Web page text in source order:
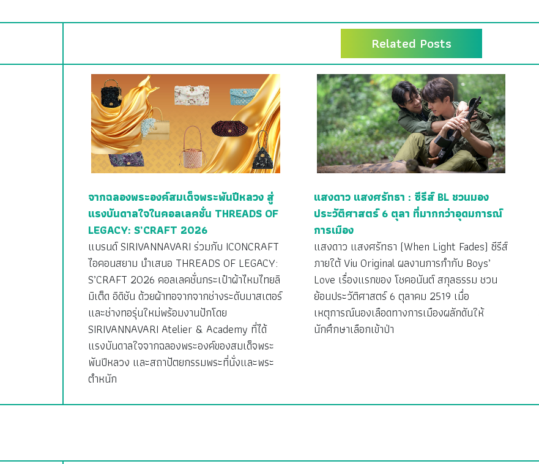
Related Posts
จากฉลองพระองค์สมเด็จพระพันปีหลวง สู่
แรงบันดาลใจในคอลเลคชั่น THREADS OF
LEGACY: S’CRAFT 2026
แบรนด์ SIRIVANNAVARI ร่วมกับ ICONCRAFT
ไอคอนสยาม นำเสนอ THREADS OF LEGACY:
S’CRAFT 2026 คอลเลคชั่นกระเป๋าผ้าไหมไทยลิ
มิเต็ด อิดิชัน ด้วยผ้าทอจากจากช่างระดับมาสเตอร์
และช่างทอรุ่นใหม่พร้อมงานปักโดย
SIRIVANNAVARI Atelier & Academy ที่ได้
แรงบันดาลใจจากฉลองพระองค์ของสมเด็จพระ
พันปีหลวง และสถาปัตยกรรมพระที่นั่งและพระ
ตำหนัก
แสงดาว แสงศรัทธา : ซีรีส์ BL ชวนมอง
ประวัติศาสตร์ 6 ตุลา ที่มากกว่าอุดมการณ์
การเมือง
แสงดาว แสงศรัทธา (When Light Fades) ซีรีส์
ภายใต้ Viu Original ผลงานการกำกับ Boys’
Love เรื่องแรกของ โชคอนันต์ สกุลธรรม ชวน
ย้อนประวัติศาสตร์ 6 ตุลาคม 2519 เมื่อ
เหตุการณ์นองเลือดทางการเมืองผลักดันให้
นักศึกษาเลือกเข้าป่า